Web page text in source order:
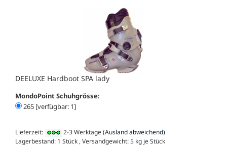
DEELUXE Hardboot SPA lady
MondoPoint Schuhgrösse:
265 [verfügbar: 1]
Lieferzeit: 2-3 Werktage(Ausland abweichend)
Lagerbestand: 1 Stück , Versandgewicht:5 kg je Stück